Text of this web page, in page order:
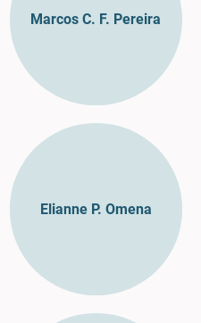
Marcos C. F. Pereira
Elianne P. Omena